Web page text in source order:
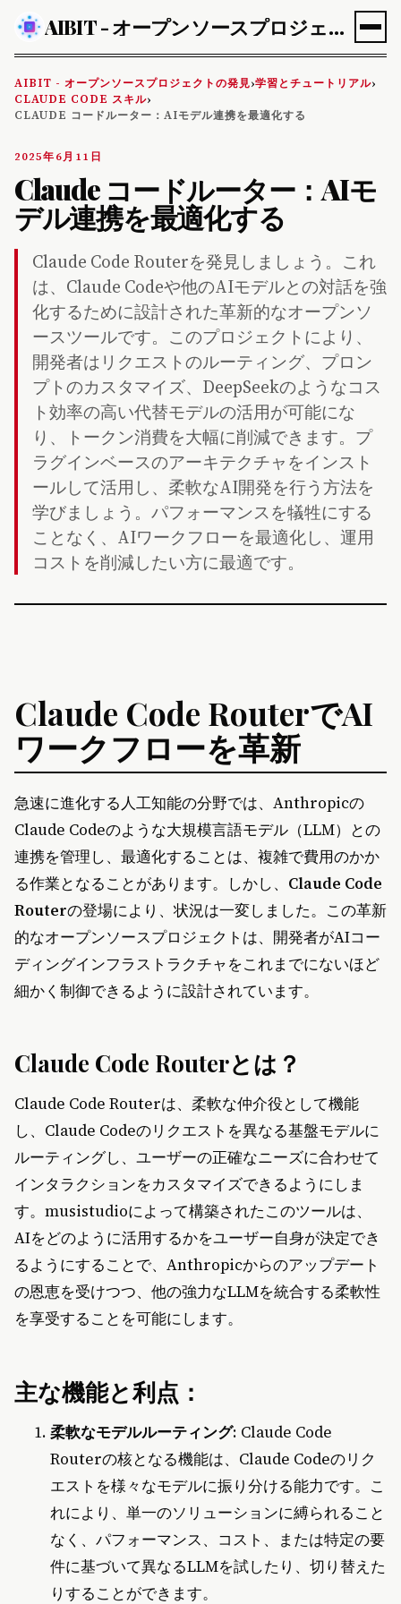
AIBIT - オープンソースプロジェクトの発見
AIBIT - オープンソースプロジェクトの発見›学習とチュートリアル›
CLAUDE CODE スキル›
CLAUDE コードルーター：AIモデル連携を最適化する
2025年6月11日
Claude コードルーター：AIモ
デル連携を最適化する
Claude Code Routerを発見しましょう。これ
は、Claude Codeや他のAIモデルとの対話を強
化するために設計された革新的なオープンソ
ースツールです。このプロジェクトにより、
開発者はリクエストのルーティング、プロン
プトのカスタマイズ、DeepSeekのようなコス
ト効率の高い代替モデルの活用が可能にな
り、トークン消費を大幅に削減できます。プ
ラグインベースのアーキテクチャをインスト
ールして活用し、柔軟なAI開発を行う方法を
学びましょう。パフォーマンスを犠牲にする
ことなく、AIワークフローを最適化し、運用
コストを削減したい方に最適です。
Claude Code RouterでAI
ワークフローを革新
急速に進化する人工知能の分野では、Anthropicの
Claude Codeのような大規模言語モデル（LLM）との
連携を管理し、最適化することは、複雑で費用のかか
る作業となることがあります。しかし、 Claude Code
Routerの登場により、状況は一変しました。この革新
的なオープンソースプロジェクトは、開発者がAIコー
ディングインフラストラクチャをこれまでにないほど
細かく制御できるように設計されています。
Claude Code Routerとは？
Claude Code Routerは、柔軟な仲介役として機能
し、Claude Codeのリクエストを異なる基盤モデルに
ルーティングし、ユーザーの正確なニーズに合わせて
インタラクションをカスタマイズできるようにしま
す。musistudioによって構築されたこのツールは、
AIをどのように活用するかをユーザー自身が決定でき
るようにすることで、Anthropicからのアップデート
の恩恵を受けつつ、他の強力なLLMを統合する柔軟性
を享受することを可能にします。
主な機能と利点：
柔軟なモデルルーティング: Claude Code
Routerの核となる機能は、Claude Codeのリク
エストを様々なモデルに振り分ける能力です。こ
れにより、単一のソリューションに縛られること
なく、パフォーマンス、コスト、または特定の要
件に基づいて異なるLLMを試したり、切り替えた
りすることができます。